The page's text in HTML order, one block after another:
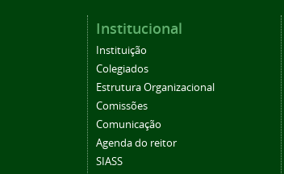
Institucional
Instituição
Colegiados
Estrutura Organizacional
Comissões
Comunicação
Agenda do reitor
SIASS